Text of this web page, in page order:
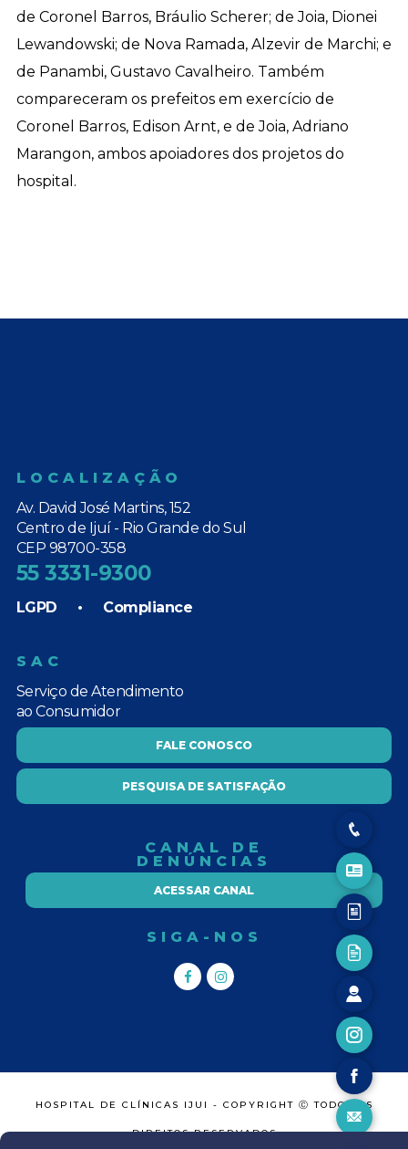
de Coronel Barros, Bráulio Scherer; de Joia, Dionei
Lewandowski; de Nova Ramada, Alzevir de Marchi; e
de Panambi, Gustavo Cavalheiro. Também
compareceram os prefeitos em exercício de
Coronel Barros, Edison Arnt, e de Joia, Adriano
Marangon, ambos apoiadores dos projetos do
hospital.
LOCALIZAÇÃO
Av. David José Martins, 152
Centro de Ijuí - Rio Grande do Sul
CEP 98700-358
55 3331-9300
LGPD • Compliance
SAC
Serviço de Atendimento
ao Consumidor
FALE CONOSCO
PESQUISA DE SATISFAÇÃO
CANAL DE
DENÚNCIAS
ACESSAR CANAL
SIGA-NOS
HOSPITAL DE CLÍNICAS IJUI - COPYRIGHT Ⓒ TODOS OS
DIREITOS RESERVADOS